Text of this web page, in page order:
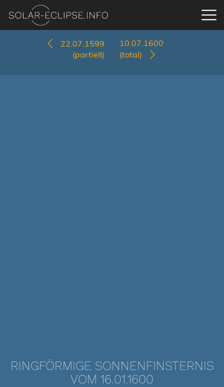
22.07.1599
(partiell)
10.07.1600
(total)
RINGFÖRMIGE SONNENFINSTERNIS
VOM 16.01.1600